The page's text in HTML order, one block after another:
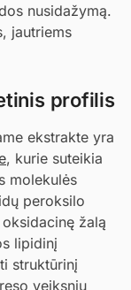
nusidažymą.
jautriems
profilis
ekstrakte yra
, kurie suteikia
molekulės
peroksilo
žalą
lipidinį
struktūrinį
veiksnių